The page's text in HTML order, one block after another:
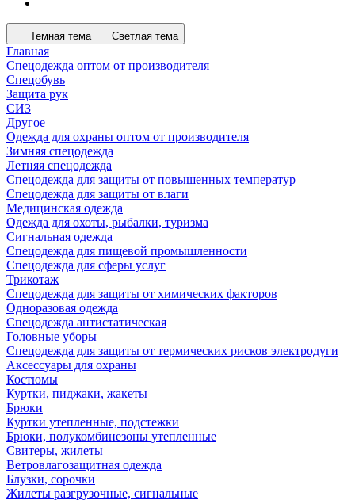
Темная тема Светлая тема
Главная
Спецодежда оптом от производителя
Спецобувь
Защита рук
СИЗ
Другое
Одежда для охраны оптом от производителя
Зимняя спецодежда
Летняя спецодежда
Спецодежда для защиты от повышенных температур
Спецодежда для защиты от влаги
Медицинская одежда
Одежда для охоты, рыбалки, туризма
Сигнальная одежда
Спецодежда для пищевой промышленности
Спецодежда для сферы услуг
Трикотаж
Спецодежда для защиты от химических факторов
Одноразовая одежда
Спецодежда антистатическая
Головные уборы
Спецодежда для защиты от термических рисков электродуги
Аксессуары для охраны
Костюмы
Куртки, пиджаки, жакеты
Брюки
Куртки утепленные, подстежки
Брюки, полукомбинезоны утепленные
Свитеры, жилеты
Ветровлагозащитная одежда
Блузки, сорочки
Жилеты разгрузочные, сигнальные